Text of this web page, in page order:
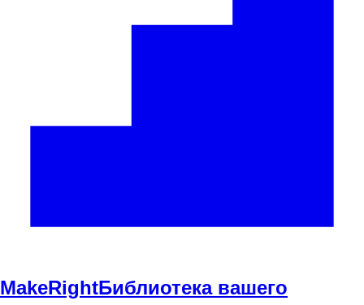
MakeRightБиблиотека вашего